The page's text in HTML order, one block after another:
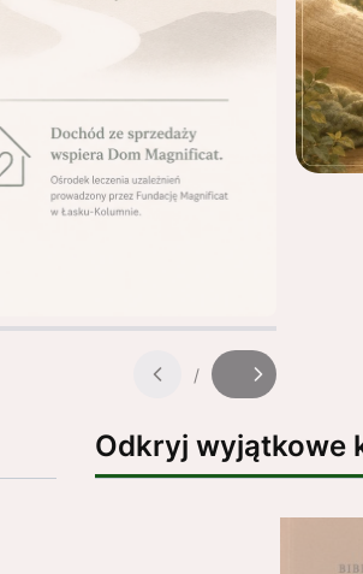
Slajd
/
z
Odkryj wyjątkowe